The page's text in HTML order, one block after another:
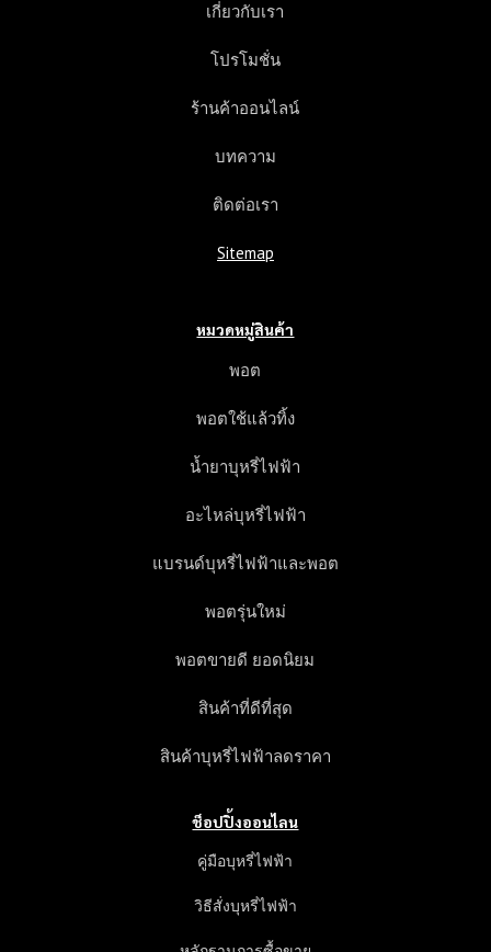
เกี่ยวกับเรา
โปรโมชั่น
ร้านค้าออนไลน์
บทความ
ติดต่อเรา
Sitemap
หมวดหมู่สินค้า
พอต
พอตใช้แล้วทิ้ง
น้ำยาบุหรี่ไฟฟ้า
อะไหล่บุหรี่ไฟฟ้า
แบรนด์บุหรี่ไฟฟ้าและพอต
พอตรุ่นใหม่
พอตขายดี ยอดนิยม
สินค้าที่ดีที่สุด
สินค้าบุหรี่ไฟฟ้าลดราคา
ช็อปปิ้งออนไลน
คู่มือบุหรี่ไฟฟ้า
วิธีสั่งบุหรี่ไฟฟ้า